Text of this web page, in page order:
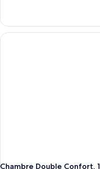
le
type
de
Chambre Double Confort,